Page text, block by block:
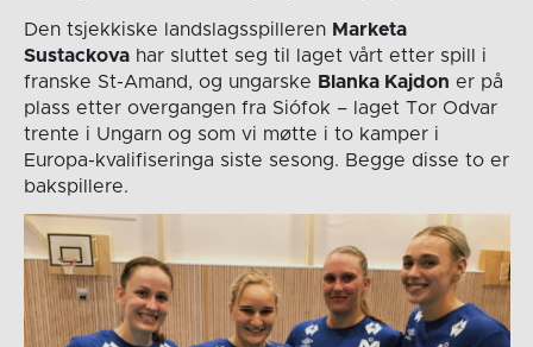
Den tsjekkiske landslagsspilleren Marketa
Sustackovahar sluttet seg til laget vårt etter spill i
franske St-Amand, og ungarske Blanka Kajdon er på
plass etter overgangen fra Siófok – laget Tor Odvar
trente i Ungarn og som vi møtte i to kamper i
Europa-kvalifiseringa siste sesong. Begge disse to er
bakspillere.